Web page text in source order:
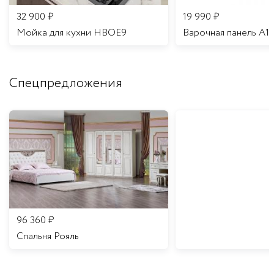
32 900 ₽
Мойка для кухни HBOE9
19 990 ₽
Варочная панель A16
Спецпредложения
96 360 ₽
Спальня Рояль